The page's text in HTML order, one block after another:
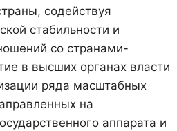
содействуя
стабильности и
со странами-
в высших органах власти
ряда масштабных
на
аппарата и